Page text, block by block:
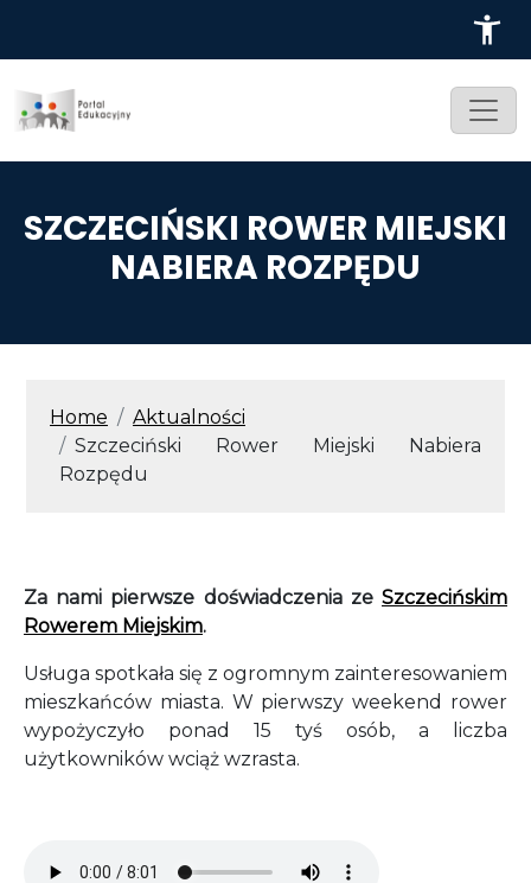
SZCZECIŃSKI ROWER MIEJSKI
NABIERA ROZPĘDU
ŚCIEŻKA NAWIGACYJNA
Home
Aktualności
Szczeciński Rower Miejski Nabiera
Rozpędu
Za nami pierwsze doświadczenia ze Szczecińskim
Rowerem Miejskim.
Usługa spotkała się z ogromnym zainteresowaniem
mieszkańców miasta. W pierwszy weekend rower
wypożyczyło ponad 15 tyś osób, a liczba
użytkowników wciąż wzrasta.